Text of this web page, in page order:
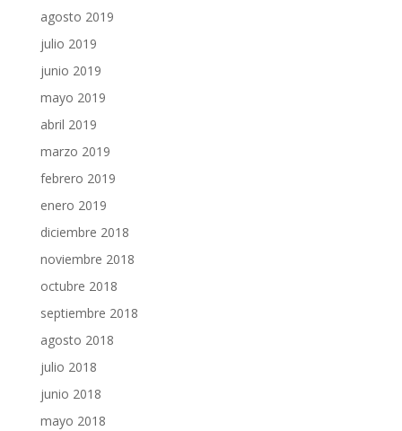
agosto 2019
julio 2019
junio 2019
mayo 2019
abril 2019
marzo 2019
febrero 2019
enero 2019
diciembre 2018
noviembre 2018
octubre 2018
septiembre 2018
agosto 2018
julio 2018
junio 2018
mayo 2018